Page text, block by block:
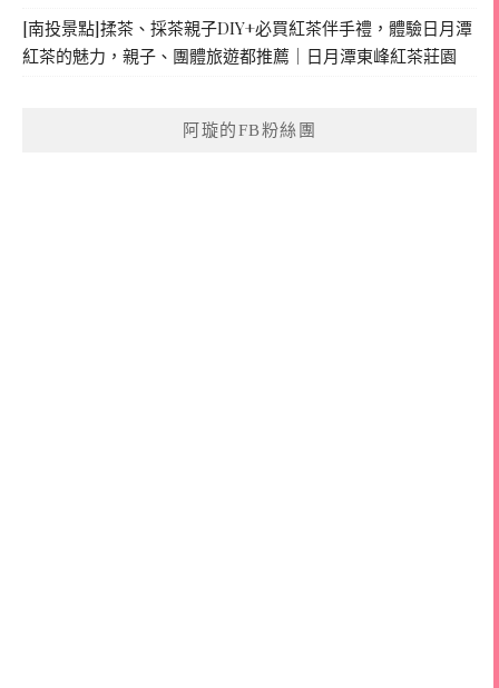
[南投景點]揉茶、採茶親子DIY+必買紅茶伴手禮，體驗日月潭
紅茶的魅力，親子、團體旅遊都推薦｜日月潭東峰紅茶莊園
阿璇的FB粉絲團